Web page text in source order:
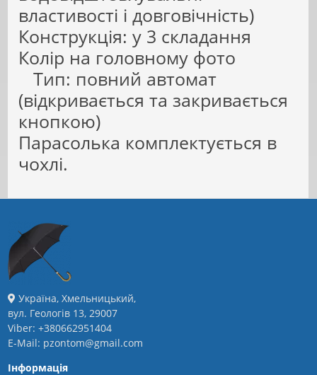
властивості і довговічність)
Конструкція: у 3 складання
Колір на головному фото
Тип: повний автомат
(відкривається та закривається
кнопкою)
Парасолька комплектується в
чохлі.
Україна, Хмельницький,
вул. Геологів 13, 29007
Viber: +380662951404
E-Mail: pzontom@gmail.com
Інформація